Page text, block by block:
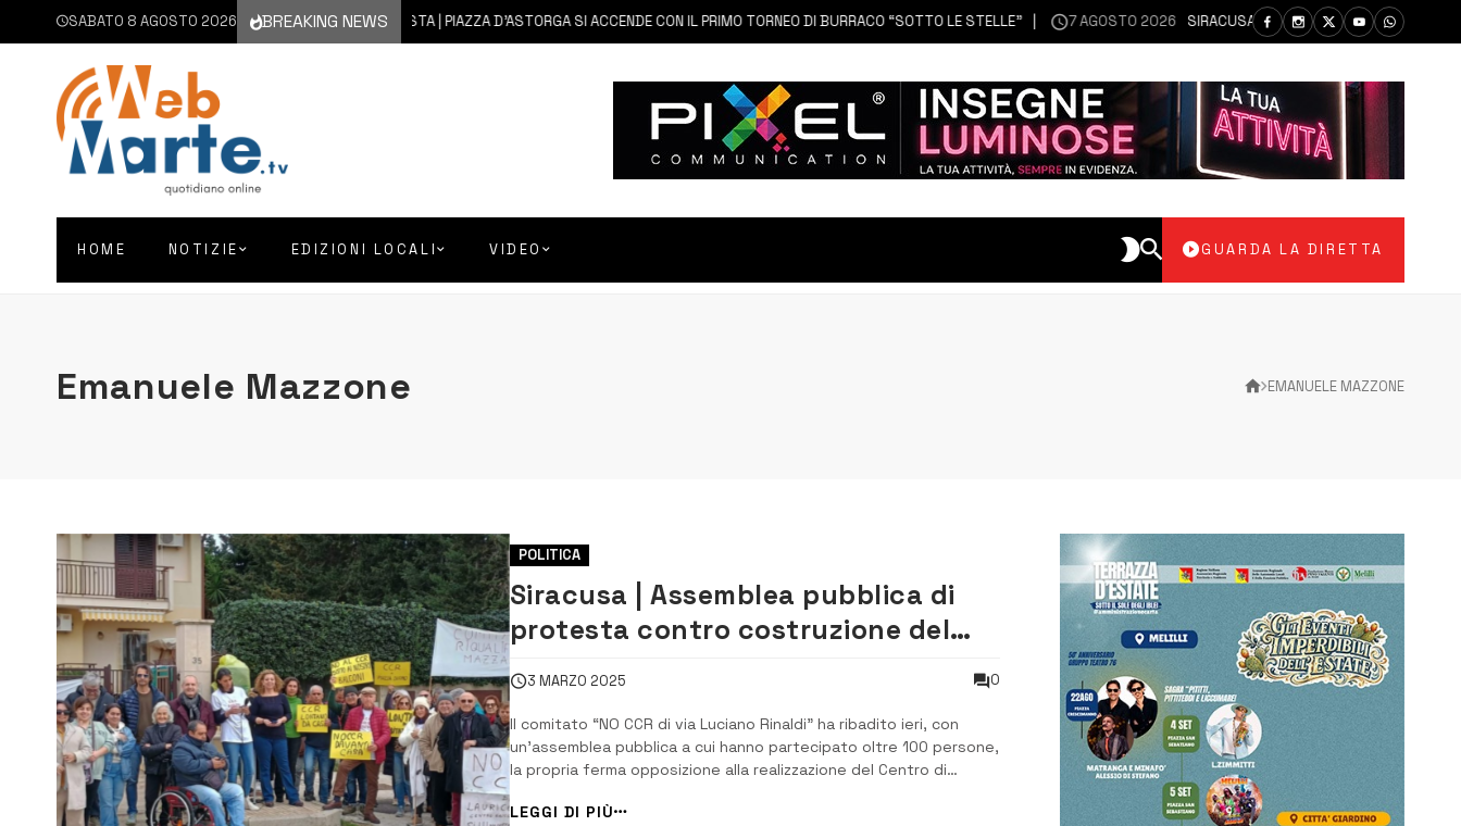
SABATO 8 AGOSTO 2026 BREAKING NEWS
7 AGOSTO 2026 AUGUSTA | PIAZZA D’ASTORGA SI ACCENDE CON IL PRIMO TORNEO DI BURRACO “SOTTO LE STELLE” 7 AGOSTO 2026 SIRACUSA | SIANO MESSI A DISPOSIZIONE DEL
HOME NOTIZIE EDIZIONI LOCALI VIDEO GUARDA LA DIRETTA
EMANUELE MAZZONE
Emanuele Mazzone
POLITICA
Siracusa | Assemblea pubblica di
protesta contro costruzione del
CCR di via Luciano Rinaldi
3 MARZO 2025 0
Il comitato “NO CCR di via Luciano Rinaldi” ha ribadito ieri, con
un’assemblea pubblica a cui hanno partecipato oltre 100 persone,
la propria ferma opposizione alla realizzazione del Centro di
Conferimento Rifiuti (CCR) in via Luciano Rinaldi, a Cassibile.
L’assemblea è stata moderata da Lucia Buonconsiglio,
LEGGI DI PIÙ